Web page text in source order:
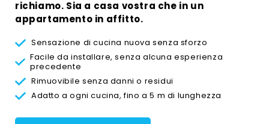
richiamo. Sia a casa vostra che in un
appartamento in affitto.
Sensazione di cucina nuova senza sforzo
Facile da installare, senza alcuna esperienza
precedente
Rimuovibile senza danni o residui
Adatto a ogni cucina, fino a 5 m di lunghezza